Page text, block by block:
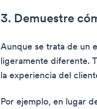
3. Demuestre
Aunque se trata de un
ligeramente diferente.
la experiencia del
Por ejemplo, en lugar